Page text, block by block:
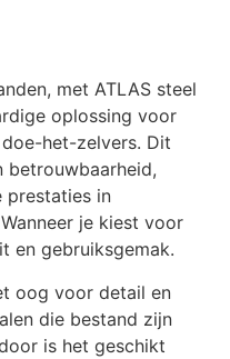
met ATLAS steel
oplossing voor
het-zelvers. Dit
prestaties in
je kiest voor
en gebruiksgemak.
oog voor detail en
die bestand zijn
is het geschikt